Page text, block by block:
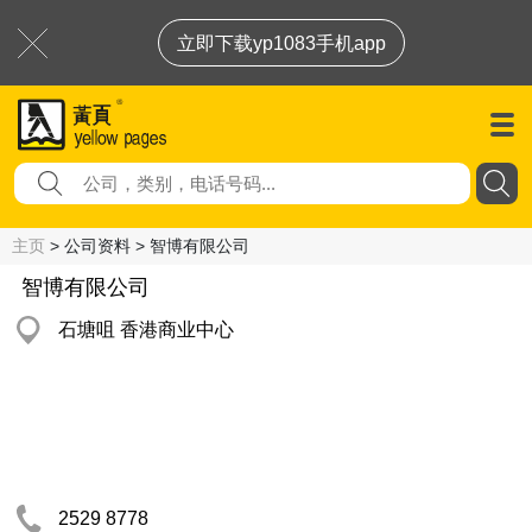
立即下载yp1083手机app
主页 > 公司资料 > 智博有限公司
智博有限公司
石塘咀 香港商业中心
2529 8778